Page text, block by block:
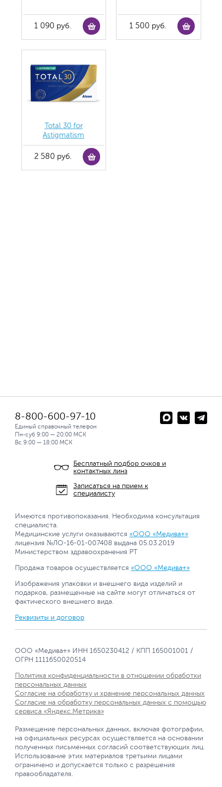
1 090 руб. 1 500 руб.
Total 30 for
Astigmatism
2 580 руб.
8-800-600-97-10
Единый справочный телефон
Пн-суб 9:00 — 20:00 МСК
Вс.9:00 — 18:00 МСК
Бесплатный подбор очков и
контактных линз
Записаться на прием к
специалисту
Имеются противопоказания. Необходима консультация
специалиста.
Медицинские услуги оказываются «ООО «Медива+»
лицензия №ЛО-16-01-007408 выдана 05.03.2019
Министерством здравоохранения РТ
Продажа товаров осуществляется «ООО «Медива+»
Изображения упаковки и внешнего вида изделий и
подарков, размещенные на сайте могут отличаться от
фактического внешнего вида.
Реквизиты и договор
ООО «Медива+» ИНН 1650230412 / КПП 165001001 /
ОГРН 1111650020514
Политика конфиденциальности в отношении обработки
персональных данных
Согласие на обработку и хранение персональных данных
Согласие на обработку персональных данных с помощью
сервиса «Яндекс.Метрика»
Размещение персональных данных, включая фотографии,
на официальных ресурсах осуществляется на основании
полученных письменных согласий соответствующих лиц.
Использование этих материалов третьими лицами
ограничено и допускается только с разрешения
правообладателя.